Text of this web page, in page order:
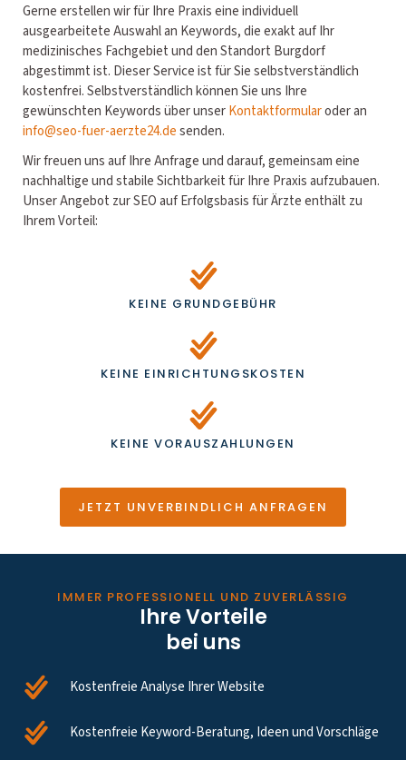
Gerne erstellen wir für Ihre Praxis eine individuell
ausgearbeitete Auswahl an Keywords, die exakt auf Ihr
medizinisches Fachgebiet und den Standort Burgdorf
abgestimmt ist. Dieser Service ist für Sie selbstverständlich
kostenfrei. Selbstverständlich können Sie uns Ihre
gewünschten Keywords über unserKontaktformularoder an
info@seo-fuer-aerzte24.desenden.
Wir freuen uns auf Ihre Anfrage und darauf, gemeinsam eine
nachhaltige und stabile Sichtbarkeit für Ihre Praxis aufzubauen.
Unser Angebot zur SEO auf Erfolgsbasis für Ärzte enthält zu
Ihrem Vorteil:
KEINE GRUNDGEBÜHR
KEINE EINRICHTUNGSKOSTEN
KEINE VORAUSZAHLUNGEN
JETZT UNVERBINDLICH ANFRAGEN
IMMER PROFESSIONELL UND ZUVERLÄSSIG
Ihre Vorteile
bei uns
Kostenfreie Analyse Ihrer Website
Kostenfreie Keyword-Beratung, Ideen und Vorschläge